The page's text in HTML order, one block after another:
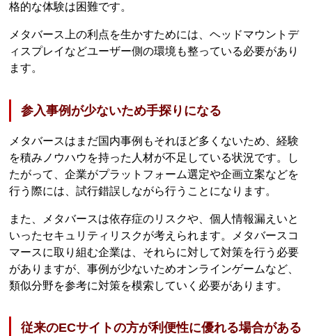
格的な体験は困難です。
メタバース上の利点を生かすためには、ヘッドマウントデ
ィスプレイなどユーザー側の環境も整っている必要があり
ます。
参入事例が少ないため手探りになる
メタバースはまだ国内事例もそれほど多くないため、経験
を積みノウハウを持った人材が不足している状況です。し
たがって、企業がプラットフォーム選定や企画立案などを
行う際には、試行錯誤しながら行うことになります。
また、メタバースは依存症のリスクや、個人情報漏えいと
いったセキュリティリスクが考えられます。メタバースコ
マースに取り組む企業は、それらに対して対策を行う必要
がありますが、事例が少ないためオンラインゲームなど、
類似分野を参考に対策を模索していく必要があります。
従来のECサイトの方が利便性に優れる場合がある